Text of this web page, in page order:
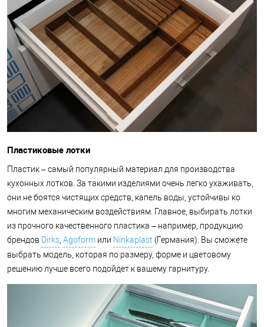
Пластиковые лотки
Пластик – самый популярный материал для производства
кухонных лотков. За такими изделиями очень легко ухаживать,
они не боятся чистящих средств, капель воды, устойчивы ко
многим механическим воздействиям. Главное, выбирать лотки
из прочного качественного пластика – например, продукцию
брендов Dirks Agoform или Ninkaplast (Германия). Вы сможете
выбрать модель, которая по размеру, форме и цветовому
решению лучше всего подойдет к вашему гарнитуру.